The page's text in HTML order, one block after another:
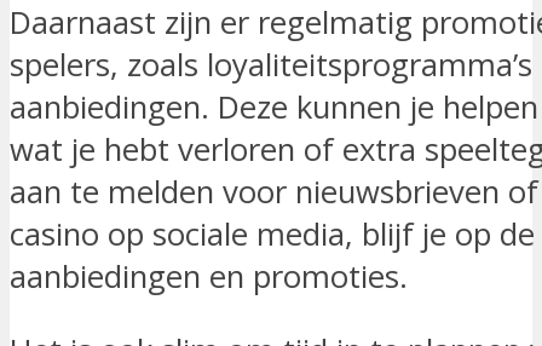
Daarnaast zijn er regelmatig
spelers, zoals
aanbiedingen. Deze kunnen je
wat je hebt verloren of extra
aan te melden voor nieuwsbrieven
casino op sociale media, blijf je op
aanbiedingen en promoties.